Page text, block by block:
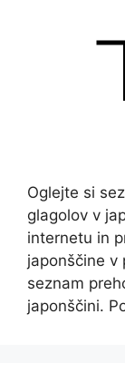
Oglejte si
glagolov v
internetu in
japonščine v
seznam
japonščini.